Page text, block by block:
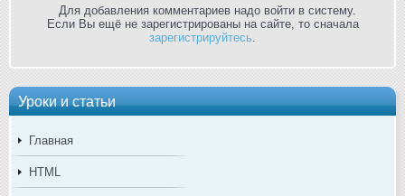
Уроки и статьи
Главная
HTML
Для добавления комментариев надо войти в систему.
Если Вы ещё не зарегистрированы на сайте, то сначала
зарегистрируйтесь.